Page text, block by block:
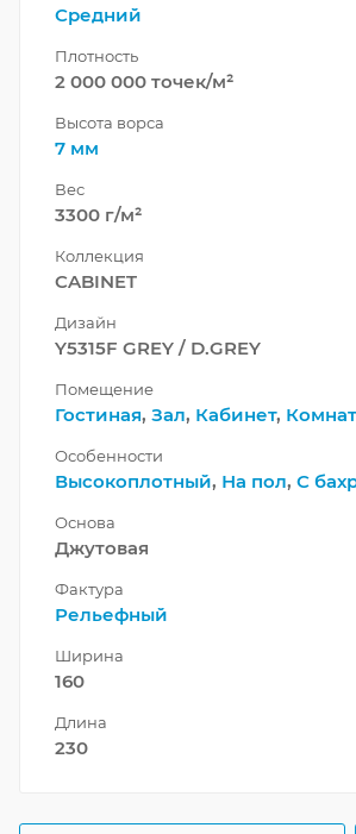
Средний
Плотность
2 000 000 точек/м²
Высота ворса
7 мм
Вес
3300 г/м²
Коллекция
CABINET
Дизайн
Y5315F GREY / D.GREY
Помещение
Гостиная, Зал, Кабинет,
Особенности
Высокоплотный, На пол, С
Основа
Джутовая
Фактура
Рельефный
Ширина
160
Длина
230